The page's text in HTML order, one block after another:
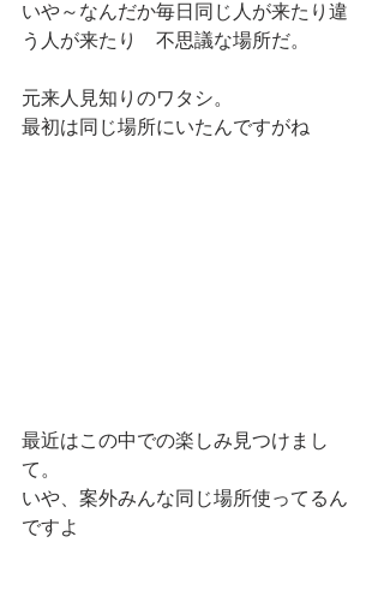
いや～なんだか毎日同じ人が来たり違
う人が来たり　不思議な場所だ。
元来人見知りのワタシ。
最初は同じ場所にいたんですがね
最近はこの中での楽しみ見つけまし
て。
いや、案外みんな同じ場所使ってるん
ですよ